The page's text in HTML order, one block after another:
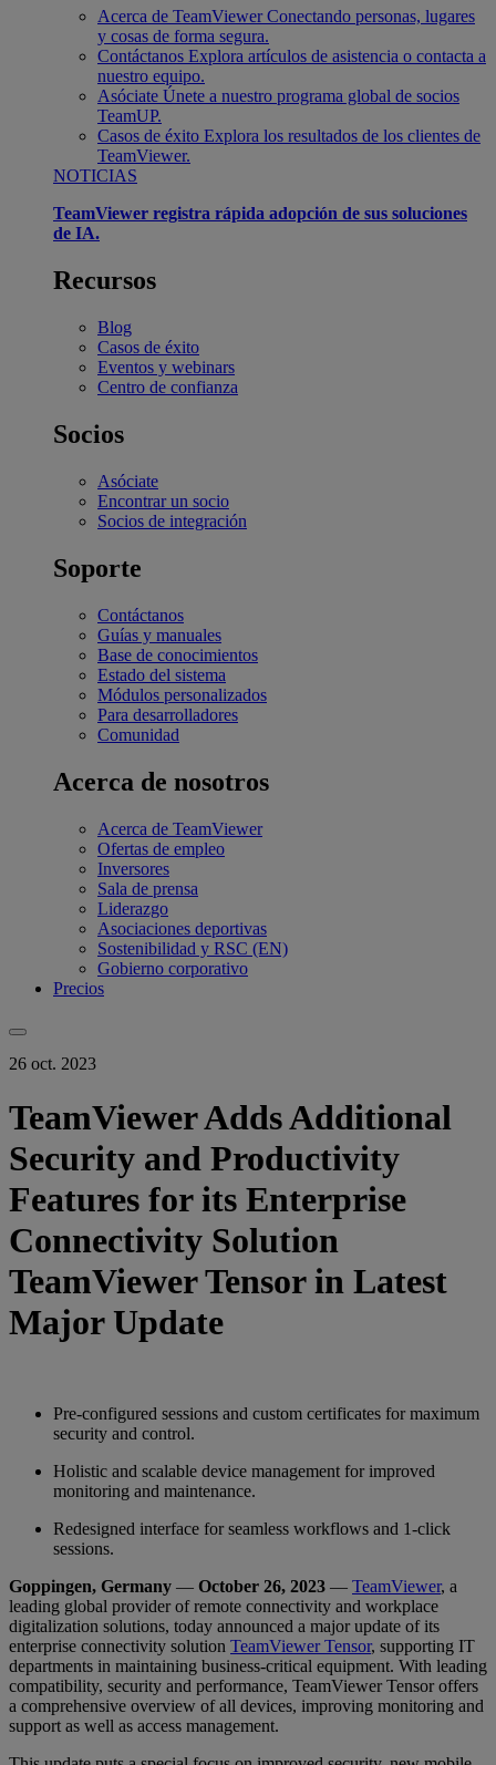
Acerca de TeamViewer Conectando personas, lugares
y cosas de forma segura.
Contáctanos Explora artículos de asistencia o contacta a
nuestro equipo.
Asóciate Únete a nuestro programa global de socios
TeamUP.
Casos de éxito Explora los resultados de los clientes de
TeamViewer.
NOTICIAS
TeamViewer registra rápida adopción de sus soluciones
de IA.
Recursos
Blog
Casos de éxito
Eventos y webinars
Centro de confianza
Socios
Asóciate
Encontrar un socio
Socios de integración
Soporte
Contáctanos
Guías y manuales
Base de conocimientos
Estado del sistema
Módulos personalizados
Para desarrolladores
Comunidad
Acerca de nosotros
Acerca de TeamViewer
Ofertas de empleo
Inversores
Sala de prensa
Liderazgo
Asociaciones deportivas
Sostenibilidad y RSC (EN)
Gobierno corporativo
Precios
26 oct. 2023
TeamViewer Adds Additional
Security and Productivity
Features for its Enterprise
Connectivity Solution
TeamViewer Tensor in Latest
Major Update
Pre-configured sessions and custom certificates for maximum
security and control.
Holistic and scalable device management for improved
monitoring and maintenance.
Redesigned interface for seamless workflows and 1-click
sessions.
Goppingen, Germany — October 26, 2023 — TeamViewer, a
leading global provider of remote connectivity and workplace
digitalization solutions, today announced a major update of its
enterprise connectivity solution TeamViewer Tensor, supporting IT
departments in maintaining business-critical equipment. With leading
compatibility, security and performance, TeamViewer Tensor offers
a comprehensive overview of all devices, improving monitoring and
support as well as access management.